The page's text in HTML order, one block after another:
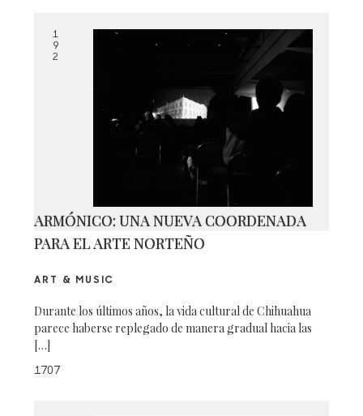
1
9
2
ARMÓNICO: UNA NUEVA COORDENADA
PARA EL ARTE NORTEÑO
ART & MUSIC
Durante los últimos años, la vida cultural de Chihuahua
parece haberse replegado de manera gradual hacia las
[…]
1707